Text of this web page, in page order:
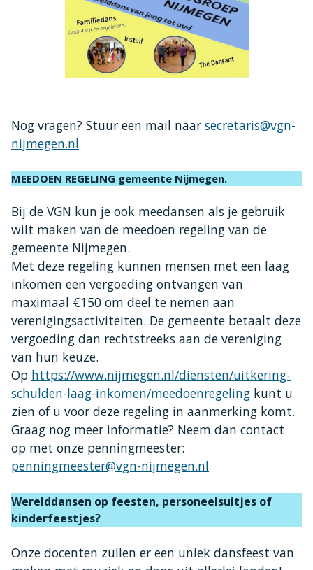
Nog vragen? Stuur een mail naar secretaris@vgn-
nijmegen.nl
MEEDOEN REGELING gemeente Nijmegen.
Bij de VGN kun je ook meedansen als je gebruik
wilt maken van de meedoen regeling van de
gemeente Nijmegen.
Met deze regeling kunnen mensen met een laag
inkomen een vergoeding ontvangen van
maximaal €150 om deel te nemen aan
verenigingsactiviteiten. De gemeente betaalt deze
vergoeding dan rechtstreeks aan de vereniging
van hun keuze.
Op https://www.nijmegen.nl/diensten/uitkering-
schulden-laag-inkomen/meedoenregeling kunt u
zien of u voor deze regeling in aanmerking komt.
Graag nog meer informatie? Neem dan contact
op met onze penningmeester:
penningmeester@vgn-nijmegen.nl
Werelddansen op feesten, personeelsuitjes of
kinderfeestjes?
Onze docenten zullen er een uniek dansfeest van